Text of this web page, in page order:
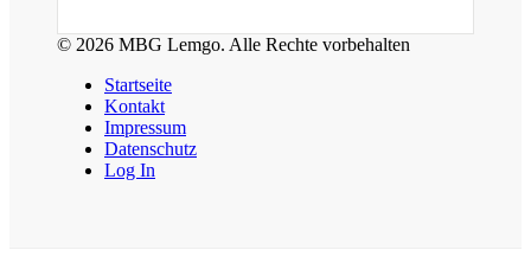
© 2026 MBG Lemgo. Alle Rechte vorbehalten
Startseite
Kontakt
Impressum
Datenschutz
Log In